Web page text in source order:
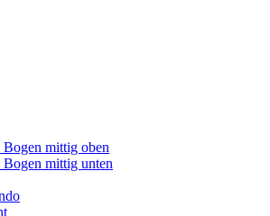
mittig oben
mittig unten